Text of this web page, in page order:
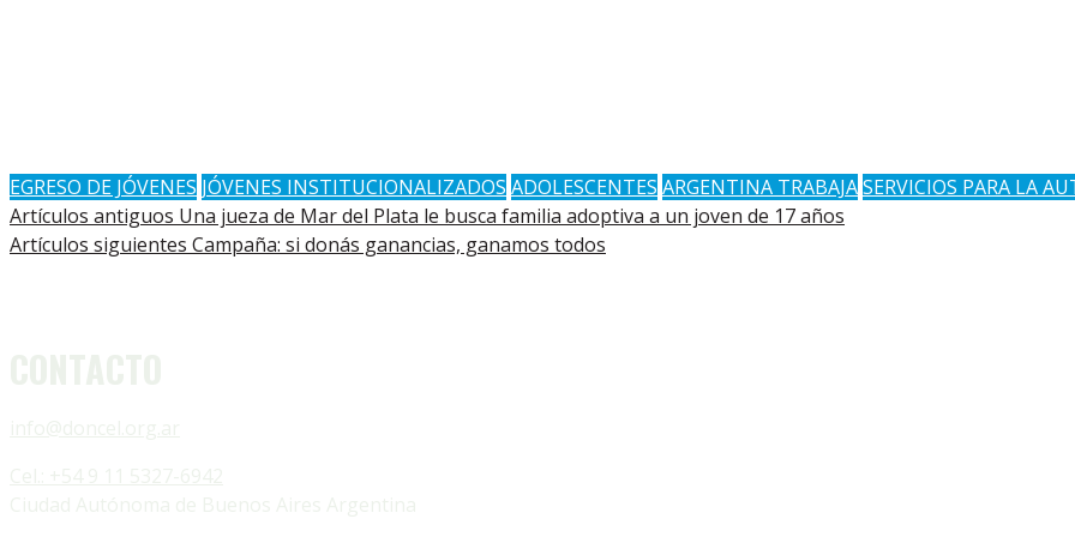
EGRESO DE JÓVENES JÓVENES INSTITUCIONALIZADOS ADOLESCENTES ARGENTINA TRABAJASERVICIOS PARA LA
Artículos antiguos Una jueza de Mar del Plata le busca familia adoptiva a un joven de 17 años
Artículos siguientes Campaña: si donás ganancias, ganamos todos